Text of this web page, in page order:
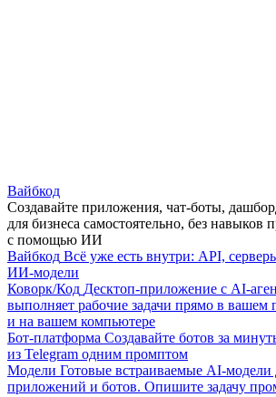
Вайбкод
Создавайте приложения, чат-боты,
для бизнеса самостоятельно, без навыков
с помощью ИИ
Вайбкод Всё уже есть внутри: API,
ИИ-модели
Коворк/Код Десктоп-приложение с AI-
выполняет рабочие задачи прямо в вашем
и на вашем компьютере
Бот-платформа Создавайте ботов за
из Telegram одним промптом
Модели Готовые встраиваемые AI-модели
приложений и ботов. Опишите задачу